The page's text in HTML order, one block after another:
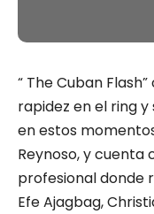
“ The Cuban
rapidez en el ring
en estos
Reynoso, y cuenta
profesional donde
Efe Ajagbag,